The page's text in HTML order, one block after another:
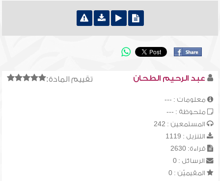
تقييم المادة: عبد الرحيم الطحان
معلومات : ---
ملحوظة : ---
المستمعين : 242
التنزيل : 1119
قراءة: 2630
الرسائل : 0
المقيميّن : 0